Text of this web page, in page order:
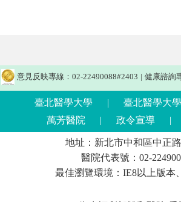
意見反映專線：02-22490088#2403 | 健康諮詢
臺北醫學大學 | 臺北醫學大
萬芳醫院
| 政令宣導 |
地址：新北市中和區中正
醫院代表號：02-
最佳瀏覽環境：IE8以上版本